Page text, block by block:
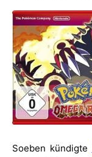
Soeben kündigte